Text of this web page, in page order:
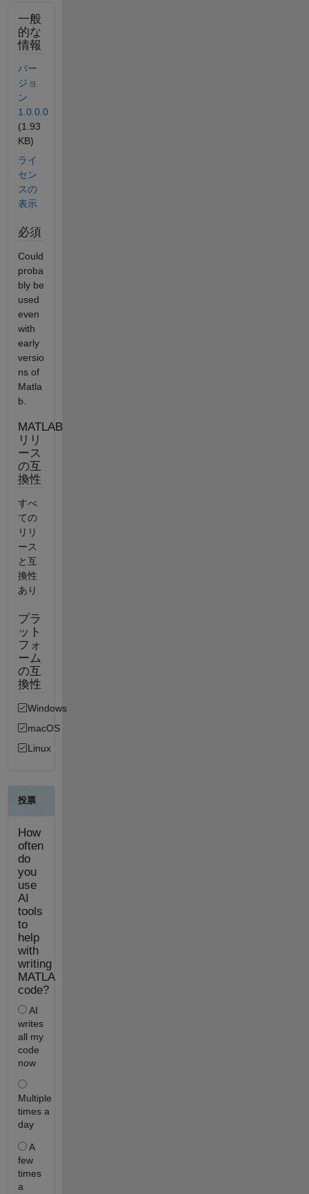
一般
的な
情報
バー
ジョ
ン
1.0.0.0
(1.93
KB)
ライ
セン
スの
表示
必須
Could
proba
bly be
used
even
with
early
versio
ns of
Matla
b.
MATLAB
リリ
ース
の互
換性
すべ
ての
リリ
ース
と互
換性
あり
プラ
ット
フォ
ーム
の互
換性
Windows
macOS
Linux